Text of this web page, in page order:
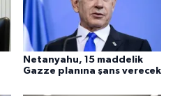
Netanyahu, 15 maddelik
Gazze planına şans verecek